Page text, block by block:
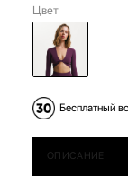
Цвет
Бесплатный
ОПИСАНИЕ